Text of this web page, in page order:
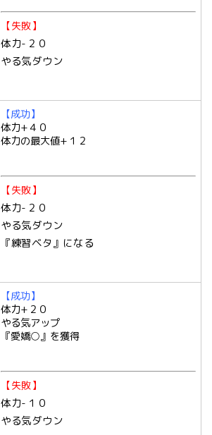
【失敗】
体力-２０
やる気ダウン
【成功】
体力+４０
体力の最大値+１２
【失敗】
体力-２０
やる気ダウン
『練習ベタ』になる
【成功】
体力+２０
やる気アップ
『愛嬌○』を獲得
【失敗】
体力-１０
やる気ダウン